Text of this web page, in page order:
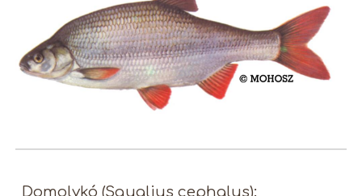
Domolykó (Squalius cephalus):